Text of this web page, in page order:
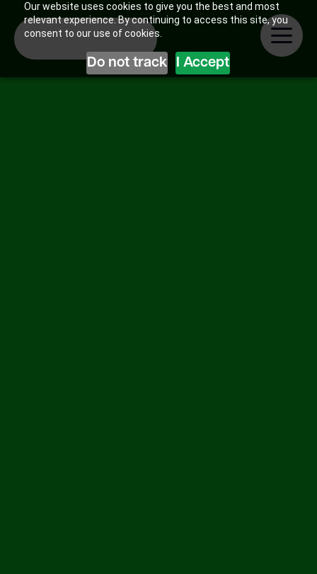
Our website uses cookies to give you the best and most
relevant experience. By continuing to access this site, you
consent to our use of cookies.
Do not track I Accept